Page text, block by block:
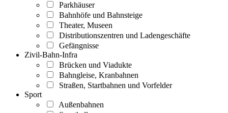
Parkhäuser
Bahnhöfe und Bahnsteige
Theater, Museen
Distributionszentren und Ladengeschäfte
Gefängnisse
Zivil-Bahn-Infra
Brücken und Viadukte
Bahngleise, Kranbahnen
Straßen, Startbahnen und Vorfelder
Sport
Außenbahnen